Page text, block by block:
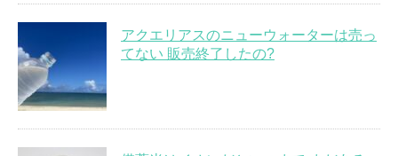
アクエリアスのニューウォーターは売っ
てない 販売終了したの?